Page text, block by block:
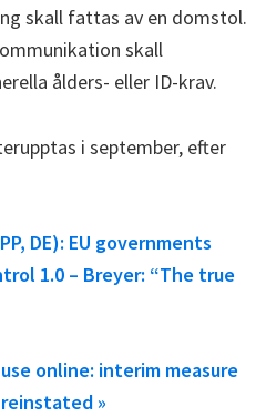
skall fattas av en domstol.
skall
ålders- eller ID-krav.
i september, efter
DE): EU governments
1.0 – Breyer: “The true
online: interim measure
»